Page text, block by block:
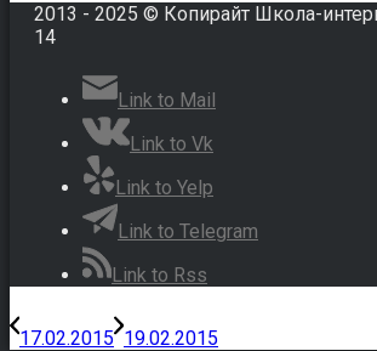
2013 - 2025 © Копирайт Школа-
14
Link to Mail
Link to Vk
Link to Yelp
Link to Telegram
Link to Rss
17.02.2015 19.02.2015